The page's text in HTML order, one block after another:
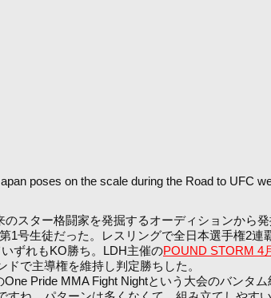
poses on the scale during the Road to UFC
スター格闘家を発掘するオーディションから
1号生徒だった。レスリングで全日本選手権2
ずれもKO勝ち。LDH主催のPOUND STORM 4
で主導権を維持し判定勝ちした。
Pride MMA Fight Nightという大会のバンタ